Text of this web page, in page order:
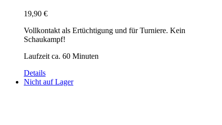
19,90 €
Vollkontakt als Ertüchtigung und für Turniere. Kein
Schaukampf!
Laufzeit ca. 60 Minuten
Details
Nicht auf Lager